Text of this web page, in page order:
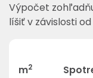
Výpočet
líšiť v závislosti
m2